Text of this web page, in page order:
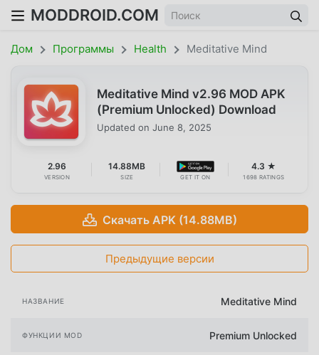
MODDROID.COM
Дом Программы Health Meditative Mind
Meditative Mind v2.96 MOD APK
(Premium Unlocked) Download
Updated on June 8, 2025
2.96
VERSION
14.88MB
SIZE GET IT ON
4.3 ★
1698 RATINGS
Скачать APK (14.88MB)
Предыдущие версии
НАЗВАНИЕ Meditative Mind
ФУНКЦИИ MOD Premium Unlocked